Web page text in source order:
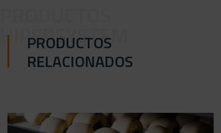
HIPERSYSTEM
PRODUCTOS
RELACIONADOS